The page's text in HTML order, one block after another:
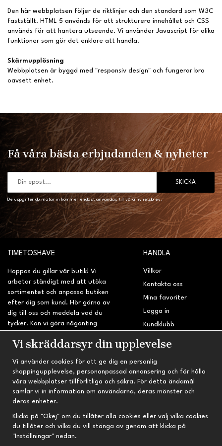
Den här webbplatsen följer de riktlinjer och den standard som W3C
fastställt. HTML 5 används för att strukturera innehållet och CSS
används för att hantera utseende. Vi använder Javascript för olika
funktioner som gör det enklare att handla.
Skärmupplösning
Webbplatsen är byggd med "responsiv design" och fungerar bra
oavsett enhet.
Få våra bästa erbjudanden & nyheter
SKICKA
De uppgifter du matar in kommer endast användas till våra nyhetsbrev.
TIMETOSHAVE
Hoppas du gillar vår butik! Vi
arbetar ständigt med att utöka
sortimentet och anpassa butiken
efter dig som kund. Hör gärna av
dig till oss och meddela vad du
tycker. Kan vi göra någonting
sidan?
HANDLA
Villkor
Kontakta oss
Mina favoriter
Logga in
Kundklubb
Retur & Reklamation
INFORMATION
Om oss
Nyheter
Nyhetsbrev
Om cookies
Prenumeration
TRYGG HANDEL
Fri frakt vid köp över 695 kr
Kvalitetsprodukter till kanonpris
Vi skräddarsyr din upplevelse
Vi använder cookies för att ge dig en personlig
shoppingupplevelse, personanpassad annonsering och för hålla
våra webbplatser tillförlitliga och säkra. För detta ändamål
samlar vi in information om användarna, deras mönster och
deras enheter.
Klicka på "Okej" om du tillåter alla cookies eller välj vilka cookies
du tillåter och vilka du vill stänga av genom att klicka på
"Inställningar" nedan.